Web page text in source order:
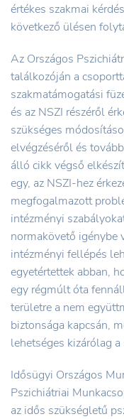
értékes szakmai
következő ülésen
Az Országos
találkozóján a
szakmatámogatási
és az NSZI részéről
szükséges
elvégzéséről és
álló cikk végső
egy, az NSZI-hez
megfogalmazott
intézményi
normakövető igénybe
intézményi fellépés
egyetértettek abban,
egy régmúlt óta
területre a nem
biztonsága kapcsán,
lehetséges kizárólag
Idősügyi Országos
Pszichiátriai
az idős szükségletű